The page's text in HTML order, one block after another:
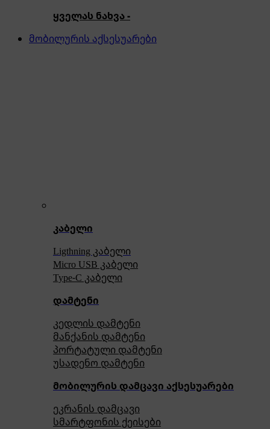
ყველას ნახვა -
მობილურის აქსესუარები
კაბელი
Ligthning კაბელი
Micro USB კაბელი
Type-C კაბელი
დამტენი
კედლის დამტენი
მანქანის დამტენი
პორტატული დამტენი
უსადენო დამტენი
მობილურის დამცავი აქსესუარები
ეკრანის დამცავი
სმარტფონის ქეისები